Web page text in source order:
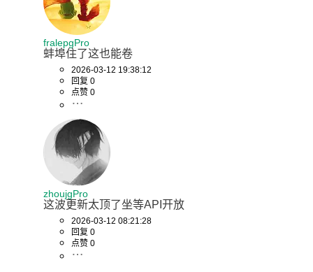
fralepgPro
蚌埠住了这也能卷
2026-03-12 19:38:12
回复 0
点赞 0
zhoujgPro
这波更新太顶了坐等API开放
2026-03-12 08:21:28
回复 0
点赞 0